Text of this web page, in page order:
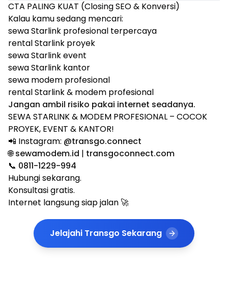
CTA PALING KUAT (Closing SEO & Konversi)
Kalau kamu sedang mencari:
sewa Starlink profesional terpercaya
rental Starlink proyek
sewa Starlink event
sewa Starlink kantor
sewa modem profesional
rental Starlink & modem profesional
Jangan ambil risiko pakai internet seadanya.
SEWA STARLINK & MODEM PROFESIONAL – COCOK
PROYEK, EVENT & KANTOR!
📲 Instagram: @transgo.connect
🌐sewamodem.id | transgoconnect.com
📞 0811-1229-994
Hubungi sekarang.
Konsultasi gratis.
Internet langsung siap jalan 🚀
Jelajahi Transgo Sekarang